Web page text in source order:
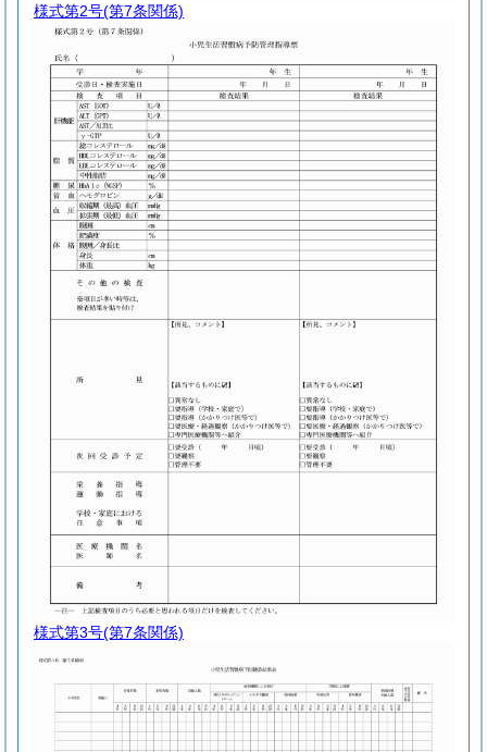
様式第2号(第7条関係)
様式第3号(第7条関係)